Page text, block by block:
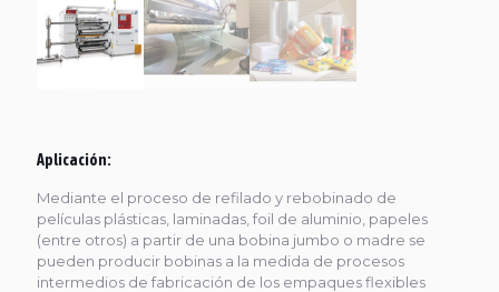
Aplicación:
Mediante el proceso de refilado y rebobinado de
películas plásticas, laminadas, foil de aluminio, papeles
(entre otros) a partir de una bobina jumbo o madre se
pueden producir bobinas a la medida de procesos
intermedios de fabricación de los empaques flexibles